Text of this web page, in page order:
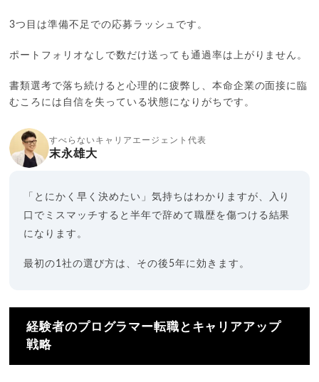
3つ目は準備不足での応募ラッシュです。
ポートフォリオなしで数だけ送っても通過率は上がりません。
書類選考で落ち続けると心理的に疲弊し、本命企業の面接に臨
むころには自信を失っている状態になりがちです。
すべらないキャリアエージェント代表
末永雄大
「とにかく早く決めたい」気持ちはわかりますが、入り
口でミスマッチすると半年で辞めて職歴を傷つける結果
になります。
最初の1社の選び方は、その後5年に効きます。
経験者のプログラマー転職とキャリアアップ
戦略